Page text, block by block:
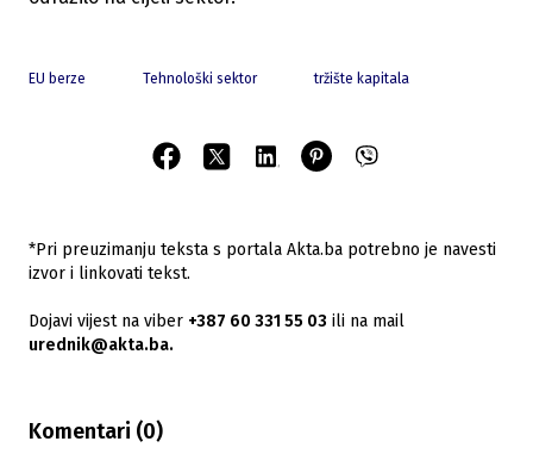
EU berze Tehnološki sektor tržište kapitala
*Pri preuzimanju teksta s portala Akta.ba potrebno je navesti
izvor i linkovati tekst.
Dojavi vijest na viber +387 60 331 55 03 ili na mail
urednik@akta.ba.
Komentari (0)